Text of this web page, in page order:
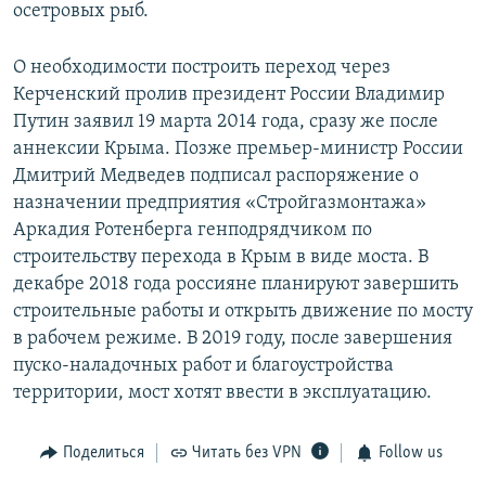
осетровых рыб.
О необходимости построить переход через
Керченский пролив президент России Владимир
Путин заявил 19 марта 2014 года, сразу же после
аннексии Крыма. Позже премьер-министр России
Дмитрий Медведев подписал распоряжение о
назначении предприятия «Стройгазмонтажа»
Аркадия Ротенберга генподрядчиком по
строительству перехода в Крым в виде моста. В
декабре 2018 года россияне планируют завершить
строительные работы и открыть движение по мосту
в рабочем режиме. В 2019 году, после завершения
пуско-наладочных работ и благоустройства
территории, мост хотят ввести в эксплуатацию.
Поделиться Читать без VPN Follow us